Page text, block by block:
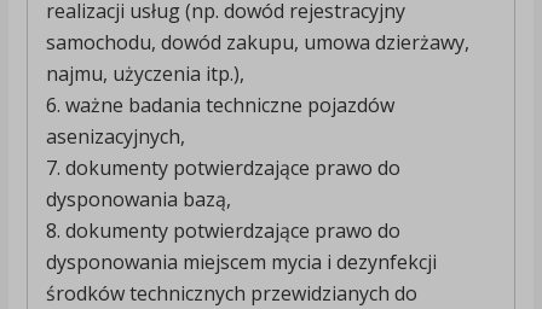
realizacji usług (np. dowód rejestracyjny
samochodu, dowód zakupu, umowa dzierżawy,
najmu, użyczenia itp.),
6. ważne badania techniczne pojazdów
asenizacyjnych,
7. dokumenty potwierdzające prawo do
dysponowania bazą,
8. dokumenty potwierdzające prawo do
dysponowania miejscem mycia i dezynfekcji
środków technicznych przewidzianych do